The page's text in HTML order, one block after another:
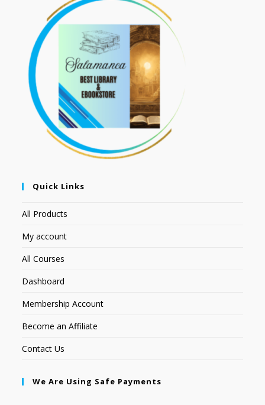
Quick Links
All Products
My account
All Courses
Dashboard
Membership Account
Become an Affiliate
Contact Us
We Are Using Safe Payments